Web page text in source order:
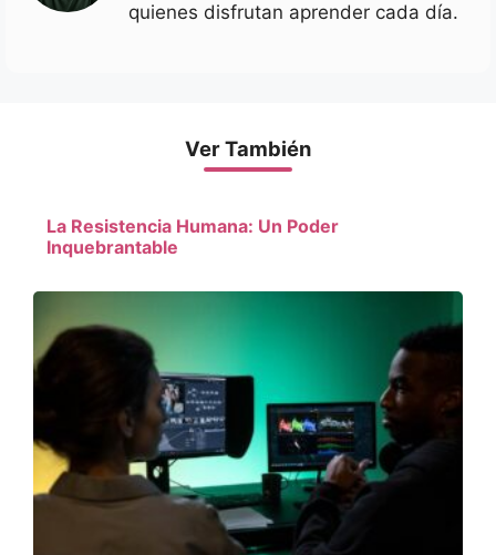
quienes disfrutan aprender cada día.
Ver También
La Resistencia Humana: Un Poder
Inquebrantable